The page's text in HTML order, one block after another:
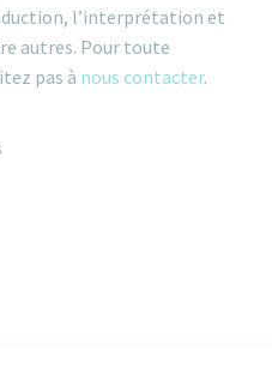
l’interprétation et
autres. Pour toute
pas à nous contacter.